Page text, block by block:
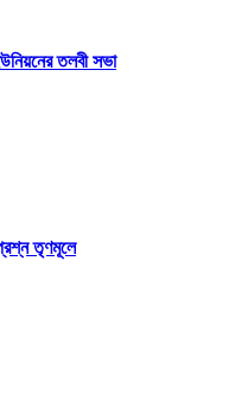
তলবী সভা
তৃণমূলে